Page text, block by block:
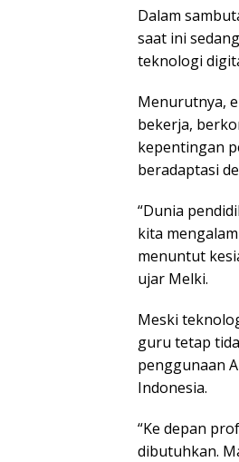
Dalam
saat ini
teknologi
Menurutnya,
bekerja,
kepentingan
beradaptasi
“Dunia
kita
menuntut
ujar Melki.
Meski
guru tetap
penggunaan
Indonesia.
“Ke depan
dibutuhkan.